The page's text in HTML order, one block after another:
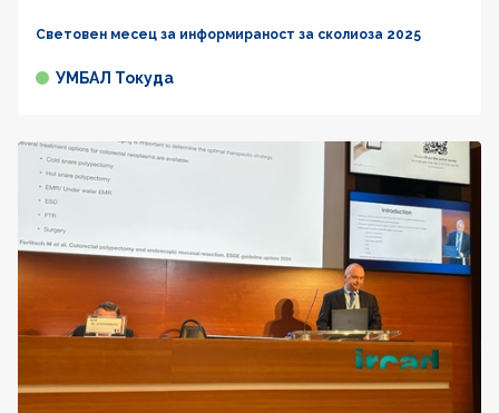
Световен месец за информираност за сколиоза 2025
УМБАЛ Токуда